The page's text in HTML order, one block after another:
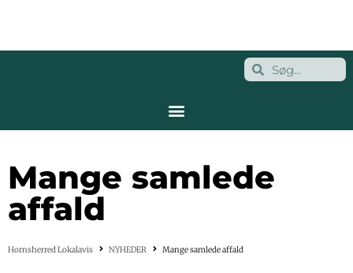
Mange samlede
affald
Hornsherred Lokalavis NYHEDER Mange samlede affald